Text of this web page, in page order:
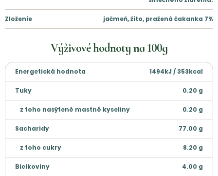
Zloženie jačmeň, žito, pražená čakanka 7%
Výživové hodnoty na100g
Energetická hodnota 1494kJ / 353kcal
Tuky 0.20 g
z toho nasýtené mastné kyseliny 0.20 g
Sacharidy 77.00 g
z toho cukry 8.20 g
Bielkoviny 4.00 g